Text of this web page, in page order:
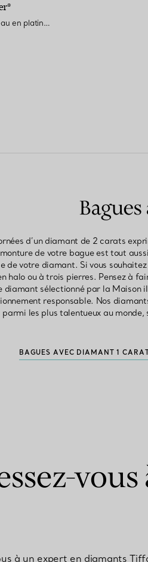
Bague de fiançailles taille brillant avec anneau en platine 950 millièmes et diamants
d’un diamant de 2 carats
de votre bague est tout
de votre diamant. Si vous
halo ou à trois pierres. Pensez à
diamant sélectionné par la Maison
responsable. Nos
parmi les plus talentueux au monde,
BAGUES AVEC DIAMANT 1
à un expert en diamants